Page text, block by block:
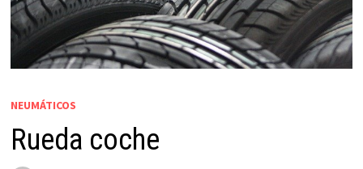
NEUMÁTICOS
Rueda coche